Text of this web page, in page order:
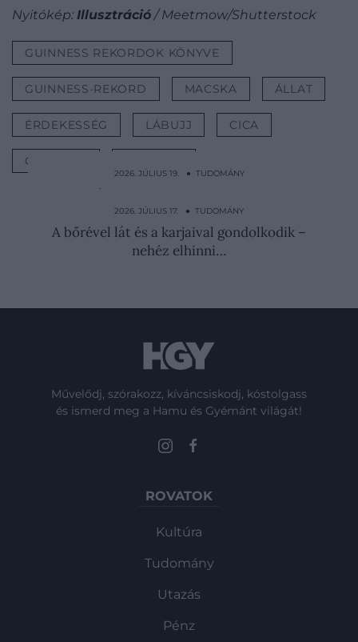
Nyitókép: Illusztráció/ Meetmow/Shutterstock
GUINNESS REKORDOK KÖNYVE
GUINNESS-REKORD MACSKA ÁLLAT
ÉRDEKESSÉG LÁBUJJ CICA
GENETIKA
2026. JÚLIUS 19. ● TUDOMÁNY
Az óceánok vize idősebb a Földnél, sőt a
Napnál is – így…
2026. JÚLIUS 17. ● TUDOMÁNY
A bőrével lát és a karjaival gondolkodik –
nehéz elhinni…
Művelődj, szórakozz, kíváncsiskodj, kóstolgass
és ismerd meg a Hamu és Gyémánt világát!
ROVATOK
Kultúra
Tudomány
Utazás
Pénz